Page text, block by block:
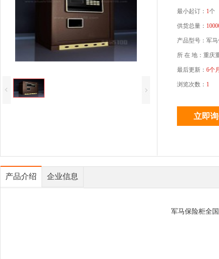
最小起订： 1个
供货总量：
产品型号：军
所 在 地：重庆
最后更新： 6个
浏览次数： 1
产品介绍 企业信息
军马保险柜全